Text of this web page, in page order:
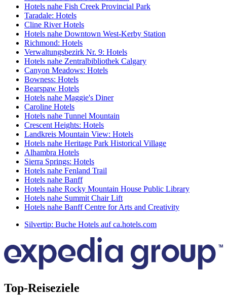
Hotels nahe Fish Creek Provincial Park
Taradale: Hotels
Cline River Hotels
Hotels nahe Downtown West-Kerby Station
Richmond: Hotels
Verwaltungsbezirk Nr. 9: Hotels
Hotels nahe Zentralbibliothek Calgary
Canyon Meadows: Hotels
Bowness: Hotels
Bearspaw Hotels
Hotels nahe Maggie's Diner
Caroline Hotels
Hotels nahe Tunnel Mountain
Crescent Heights: Hotels
Landkreis Mountain View: Hotels
Hotels nahe Heritage Park Historical Village
Alhambra Hotels
Sierra Springs: Hotels
Hotels nahe Fenland Trail
Hotels nahe Banff
Hotels nahe Rocky Mountain House Public Library
Hotels nahe Summit Chair Lift
Hotels nahe Banff Centre for Arts and Creativity
Silvertip: Buche Hotels auf ca.hotels.com
Top-Reiseziele